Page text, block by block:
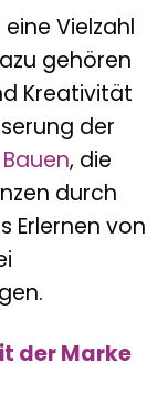
Vielzahl
gehören
Kreativität
der
Bauen, die
durch
Erlernen von
der Marke